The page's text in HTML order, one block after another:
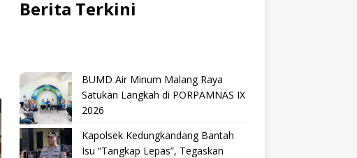
Berita Terkini
BUMD Air Minum Malang Raya
Satukan Langkah di PORPAMNAS IX
2026
Kapolsek Kedungkandang Bantah
Isu “Tangkap Lepas”, Tegaskan